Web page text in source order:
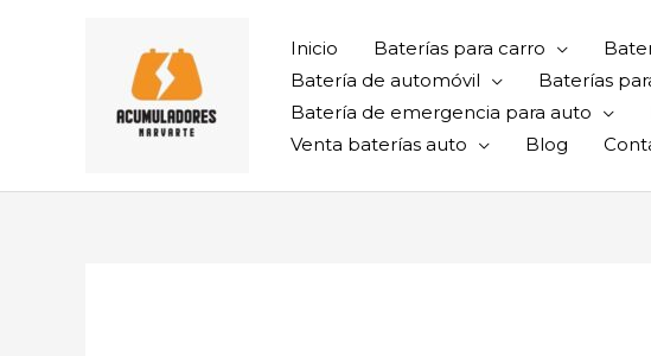
Inicio Baterías para carro
Batería de automóvil
Baterías
Batería de emergencia para auto
Venta baterías auto
Blog